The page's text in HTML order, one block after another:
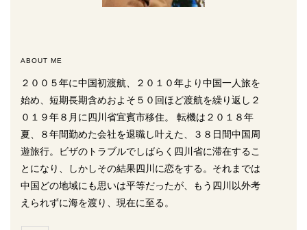
ABOUT ME
２００５年に中国初渡航、２０１０年より中国一人旅を
始め、短期長期含めおよそ５０回ほど渡航を繰り返し２
０１９年８月に四川省宜賓市移住。 転機は２０１８年
夏、８年間勤めた会社を退職し叶えた、３８日間中国周
遊旅行。ビザのトラブルでしばらく四川省に滞在するこ
とになり、しかしその結果四川に恋をする。それまでは
中国どの地域にも思いは平等だったが、もう四川以外考
えられずに海を渡り、現在に至る。